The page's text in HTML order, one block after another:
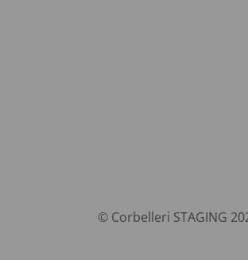
© Corbelleri STAGING